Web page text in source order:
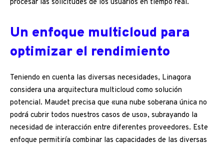
procesar las solicitudes de los usuarios en tiempo real.
Un enfoque multicloud para
optimizar el rendimiento
Teniendo en cuenta las diversas necesidades, Linagora
considera una arquitectura multicloud como solución
potencial. Maudet precisa que «una nube soberana única no
podrá cubrir todos nuestros casos de uso», subrayando la
necesidad de interacción entre diferentes proveedores. Este
enfoque permitiría combinar las capacidades de las diversas